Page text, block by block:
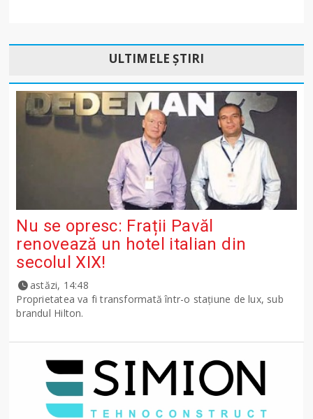
ULTIMELE ȘTIRI
Nu se opresc: Frații Pavăl
renovează un hotel italian din
secolul XIX!
astăzi, 14:48
Proprietatea va fi transformată într-o stațiune de lux, sub
brandul Hilton.